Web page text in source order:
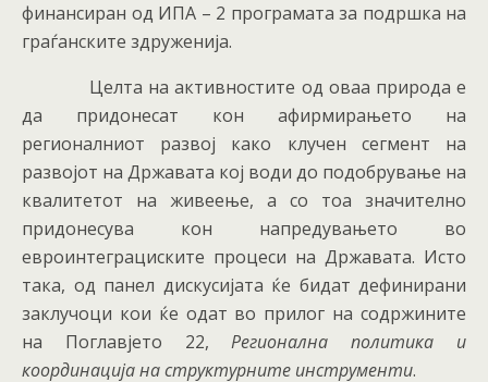
финансиран од ИПА – 2 програмата за подршка на
граѓанските здруженија.
Целта на активностите од оваа природа е
да придонесат кон афирмирањето на
регионалниот развој како клучен сегмент на
развојот на Државата кој води до подобрување на
квалитетот на живеење, а со тоа значително
придонесува кон напредувањето во
евроинтеграциските процеси на Државата. Исто
така, од панел дискусијата ќе бидат дефинирани
заклучоци кои ќе одат во прилог на содржините
на Поглавјето 22,Регионална политика и
координација на структурните инструменти.